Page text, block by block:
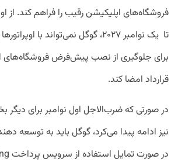
تا یک نوامبر ۲۰۲۷، گوگل نمی‌تواند با
برای جلوگیری از نصب پیش‌فرض فروشگاه‌های
قرارداد امضا کند.
در صورتی که ضرب‌الاجل اول نوامبر برای
نیز ادامه پیدا می‌کرد، گوگل باید به توسعه